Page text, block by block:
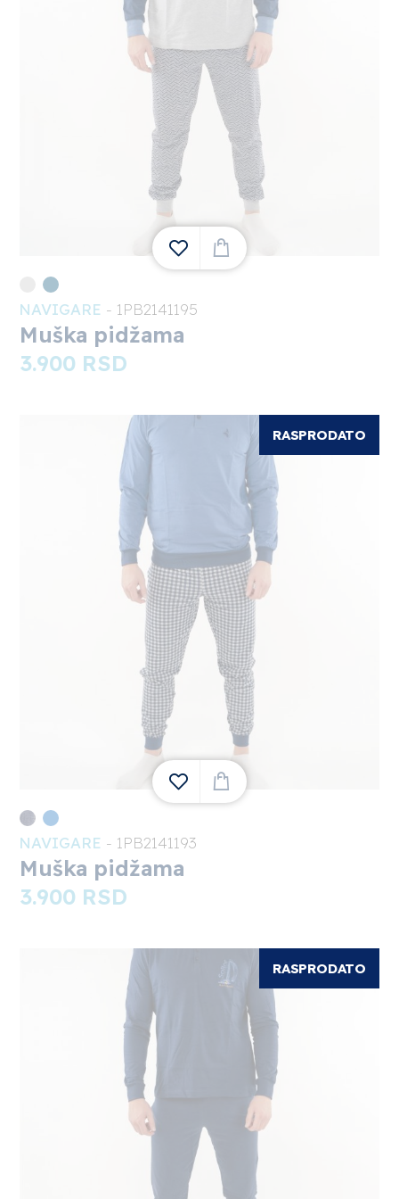
1
NAVIGARE - 1PB2141195
Muška pidžama
3.900 RSD
RASPRODATO
1
NAVIGARE - 1PB2141193
Muška pidžama
3.900 RSD
RASPRODATO